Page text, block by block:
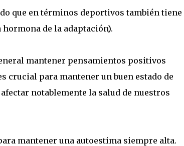
que en términos deportivos también tiene
de la adaptación).
mantener pensamientos positivos
crucial para mantener un buen estado de
notablemente la salud de nuestros
mantener una autoestima siempre alta.